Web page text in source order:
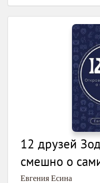
12 друзей
смешно о
Евгения Есина